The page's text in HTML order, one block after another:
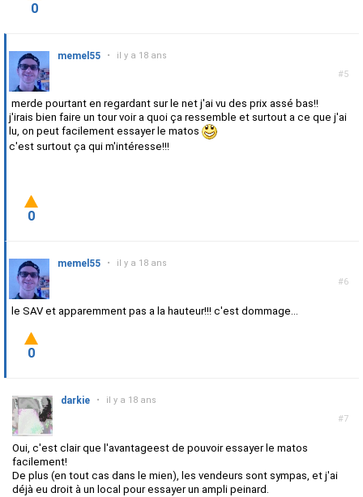
0
#5
memel55 • il y a 18 ans
merde pourtant en regardant sur le net j'ai vu des prix assé bas!!
j'irais bien faire un tour voir a quoi ça ressemble et surtout a ce que j'ai
lu, on peut facilement essayer le matos
c'est surtout ça qui m'intéresse!!!
0
#6
memel55 • il y a 18 ans
le SAV et apparemment pas a la hauteur!!! c'est dommage...
0
#7
darkie • il y a 18 ans
Oui, c'est clair que l'avantageest de pouvoir essayer le matos
facilement!
De plus (en tout cas dans le mien), les vendeurs sont sympas, et j'ai
déjà eu droit à un local pour essayer un ampli peinard.